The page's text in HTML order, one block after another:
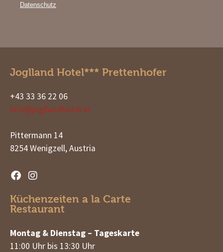
Datenschutz
Joglland Hotel*** Prettenhofer
+43 33 36 22 06
info@jogllandhotel.at
Pittermann 14
8254 Wenigzell, Austria
Küchenzeiten a la Carte
Restaurant
Montag & Dienstag – Tageskarte
11:00 Uhr bis 13:30 Uhr